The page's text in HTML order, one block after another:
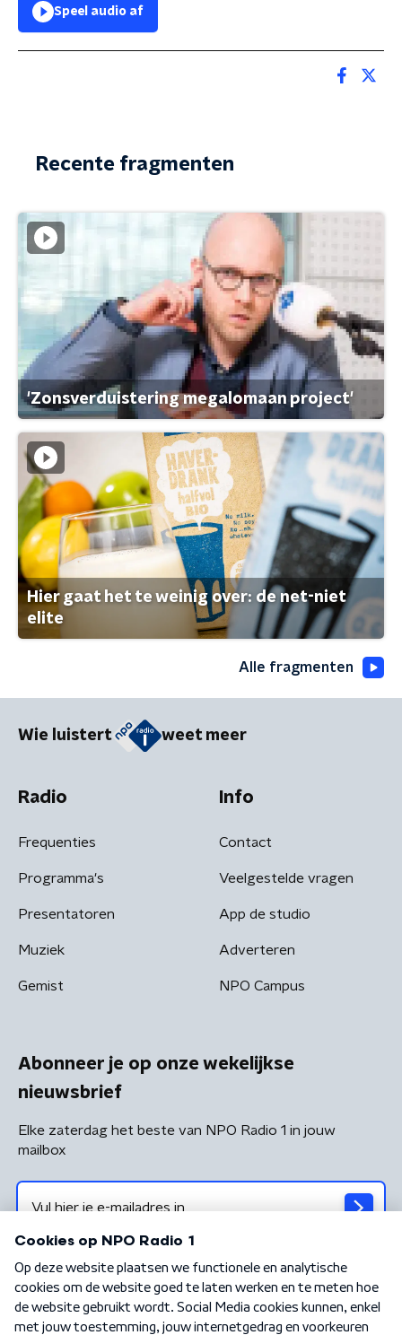
Speel audio af
Recente fragmenten
'Zonsverduistering megalomaan project'
Hier gaat het te weinig over: de net-niet
elite
Alle fragmenten
Wie luistert weet meer
Radio
Frequenties
Programma's
Presentatoren
Muziek
Gemist
Info
Contact
Veelgestelde vragen
App de studio
Adverteren
NPO Campus
Abonneer je op onze wekelijkse
nieuwsbrief
Elke zaterdag het beste van NPO Radio 1 in jouw
mailbox
Algemene voorwaarden Privacybeleid